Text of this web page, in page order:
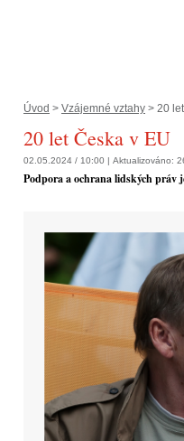
Úvod > Vzájemné vztahy > 20
20 let Česka v EU
02.05.2024 / 10:00 | Aktualizováno:
Podpora a ochrana lidských práv